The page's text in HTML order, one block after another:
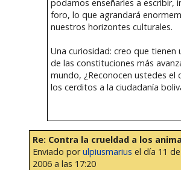
podamos enseñarles a escribir,
foro, lo que agrandará
nuestros horizontes culturales.
Una curiosidad: creo que tienen
de las constituciones más
mundo, ¿Reconocen ustedes el
los cerditos a la ciudadanía
Re: Contra la crueldad a los
Enviado porulpiusmarius el día 11
2006 a las 17:20